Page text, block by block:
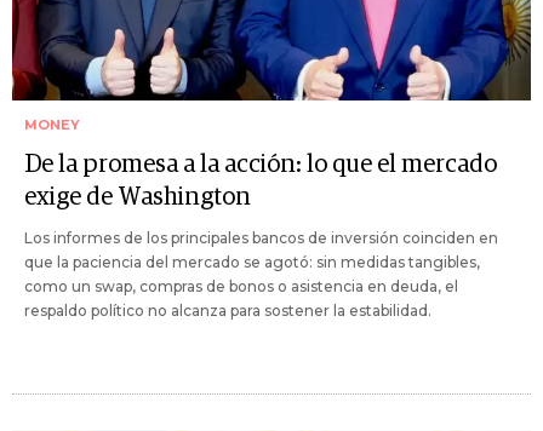
MONEY
De la promesa a la acción: lo que el mercado
exige de Washington
Los informes de los principales bancos de inversión coinciden en
que la paciencia del mercado se agotó: sin medidas tangibles,
como un swap, compras de bonos o asistencia en deuda, el
respaldo político no alcanza para sostener la estabilidad.